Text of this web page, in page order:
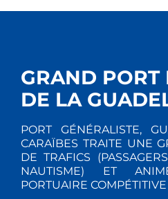
GRAND PORT
DE LA
PORT GÉNÉRALISTE,
CARAÏBES TRAITE UNE
DE TRAFICS
NAUTISME) ET
PORTUAIRE